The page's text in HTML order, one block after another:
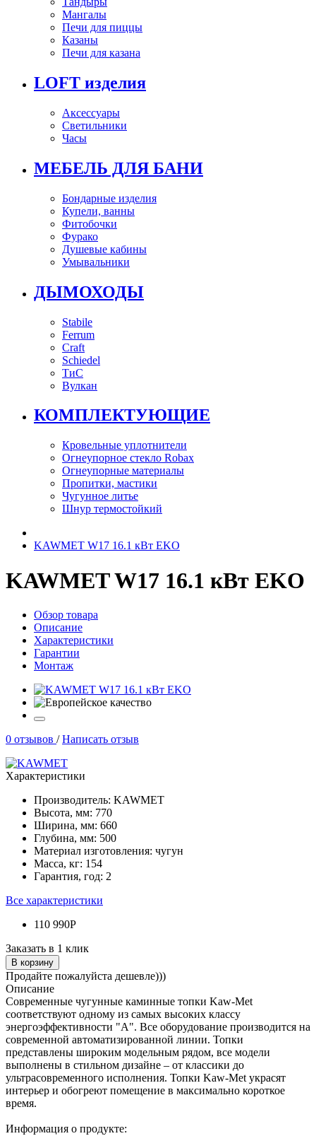
Мангалы
Печи для пиццы
Казаны
Печи для казана
LOFT изделия
Аксессуары
Светильники
Часы
МЕБЕЛЬ ДЛЯ БАНИ
Бондарные изделия
Купели, ванны
Фитобочки
Фурако
Душевые кабины
Умывальники
ДЫМОХОДЫ
Stabile
Ferrum
Craft
Schiedel
ТиС
Вулкан
КОМПЛЕКТУЮЩИЕ
Кровельные уплотнители
Огнеупорное стекло Robax
Огнеупорные материалы
Пропитки, мастики
Чугунное литье
Шнур термостойкий
KAWMET W17 16.1 кВт EKO
KAWMET W17 16.1 кВт EKO
Обзор товара
Описание
Характеристики
Гарантии
Монтаж
0 отзывов /Написать отзыв
Характеристики
Производитель: KAWMET
Высота, мм: 770
Ширина, мм: 660
Глубина, мм: 500
Материал изготовления: чугун
Масса, кг: 154
Гарантия, год: 2
Все характеристики
110 990Р
Заказать в 1 клик
В корзину
Продайте пожалуйста дешевле)))
Описание
Современные чугунные каминные топки Kaw-Met
соответствуют одному из самых высоких классу
энергоэффективности "А". Все оборудование производится на
современной автоматизированной линии. Топки
представлены широким модельным рядом, все модели
выполнены в стильном дизайне – от классики до
ультрасовременного исполнения. Топки Kaw-Met украсят
интерьер и обогреют помещение в максимально короткое
время.
Информация о продукте: